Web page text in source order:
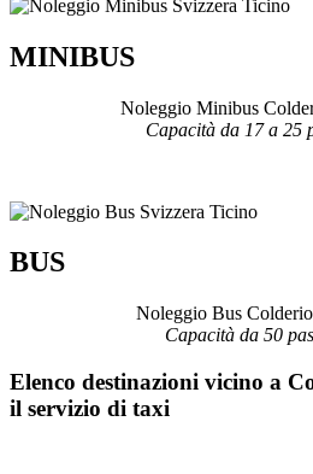
MINIBUS
Noleggio Minibus
Capacità da 17 a 25
BUS
Noleggio Bus
Capacità da 50
Elenco destinazioni vicino a
il servizio di taxi